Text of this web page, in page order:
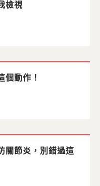
檢視
個動作！
關節炎，別錯過這